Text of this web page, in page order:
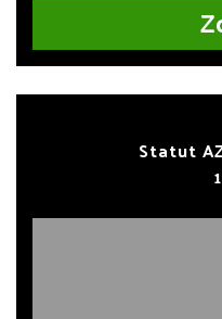
Statut